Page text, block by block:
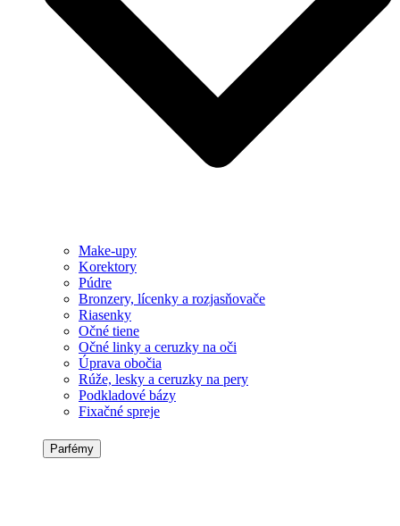
Make-upy
Korektory
Púdre
Bronzery, lícenky a rozjasňovače
Riasenky
Očné tiene
Očné linky a ceruzky na oči
Úprava obočia
Rúže, lesky a ceruzky na pery
Podkladové bázy
Fixačné spreje
Parfémy